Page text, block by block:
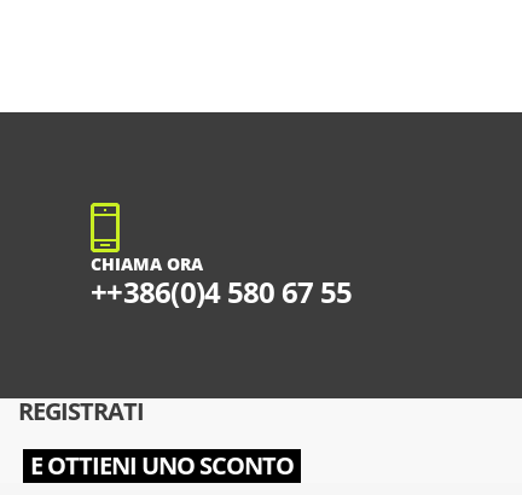
CHIAMA ORA
++386(0)4 580 67 55
REGISTRATI
E OTTIENI UNO SCONTO